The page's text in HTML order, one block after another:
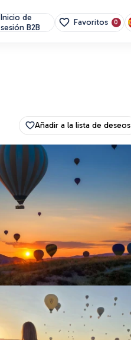
Inicio de
sesión B2B
Favoritos 0
Añadir a la lista de deseos